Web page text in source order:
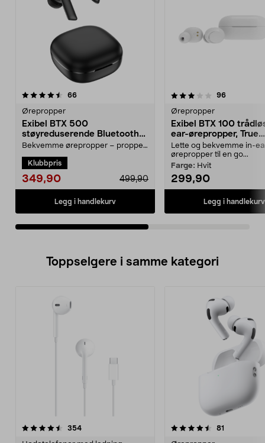
66anmeldelser
Ørepropper
Exibel BTX 500
støyreduserende Bluetooth-
ørepropper
Bekvemme ørepropper – propper
Finnes i flere farg...
Klubbpris
349,90 499,90
Legg i handlekurv
3.5av 5 stjerner 96
Ørepropper
Exibel BTX 100
ear-ørepropper, True
Wireless
Lette og bekvemme in-
ørepropper til en go...
Farge: Hvit
299,90
Legg i handlekurv
3.5av 5 stjerner
Toppselgere i samme kategori
354anmeldelser
4.5 av 5 stjerner 81
4.0 av 5 stjerner